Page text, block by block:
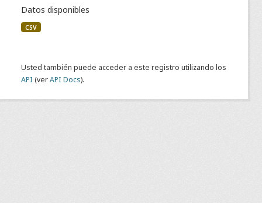
Datos disponibles
CSV
Usted también puede acceder a este registro utilizando los
API (verAPI Docs).